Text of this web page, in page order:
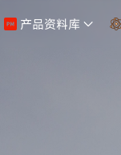
产品资料库